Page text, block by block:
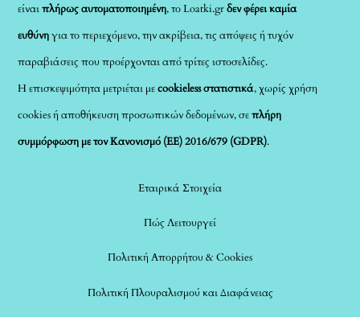
είναιπλήρως αυτοματοποιημένη, το Loatki.grδεν φέρει καμία
ευθύνηγια το περιεχόμενο, την ακρίβεια, τις απόψεις ή τυχόν
παραβιάσεις που προέρχονται από τρίτες ιστοσελίδες.
Η επισκεψιμότητα μετριέται μεcookieless στατιστικά, χωρίς χρήση
cookies ή αποθήκευση προσωπικών δεδομένων, σεπλήρη
συμμόρφωση με τον Κανονισμό (ΕΕ) 2016/679 (GDPR).
Εταιρικά Στοιχεία
Πώς Λειτουργεί
Πολιτική Απορρήτου & Cookies
Πολιτική Πλουραλισμού και Διαφάνειας